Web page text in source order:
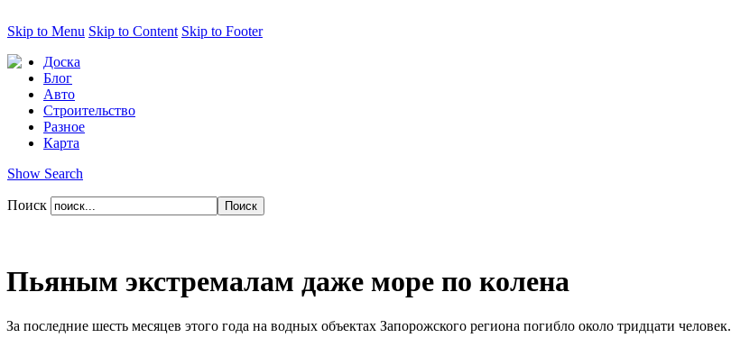
Skip to Menu Skip to Content Skip to Footer
Доска
Блог
Авто
Строительство
Разное
Карта
Show Search
Поиск
Пьяным экстремалам даже море по колена
За последние шесть месяцев этого года на водных объектах Запорожского региона погибло около тридцати человек.